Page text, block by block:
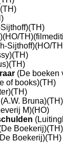
Sijthoff)(HO/
(De boeken
of books)(TH)
(A.W. Bruna)(TH)
M)(HO)
Boekerij)(TH)
Boekerij)(TH)